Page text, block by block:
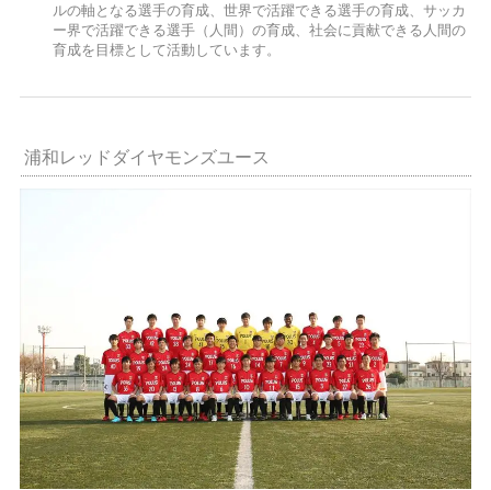
ルの軸となる選手の育成、世界で活躍できる選手の育成、サッカ
ー界で活躍できる選手（人間）の育成、社会に貢献できる人間の
育成を目標として活動しています。
浦和レッドダイヤモンズユース